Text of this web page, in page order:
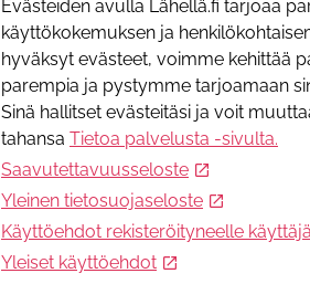
Evästeiden avulla Lähellä.fi tarjoaa
käyttökokemuksen ja
hyväksyt evästeet, voimme kehittää
parempia ja pystymme tarjoamaan
Sinä hallitset evästeitäsi ja voit
tahansa Tietoa palvelusta -sivulta.
Saavutettavuusseloste
Yleinen tietosuojaseloste
Käyttöehdot rekisteröityneelle
Yleiset käyttöehdot